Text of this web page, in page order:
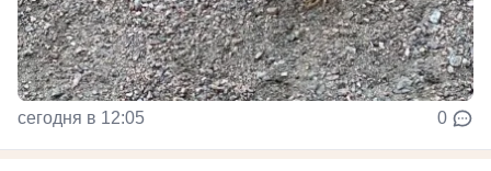
сегодня в 12:05 0